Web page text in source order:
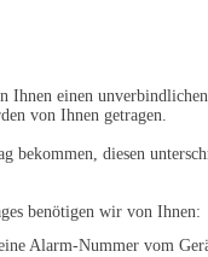
Ihnen einen
von Ihnen getragen.
bekommen, diesen
benötigen wir von Ihnen:
Alarm-Nummer vom